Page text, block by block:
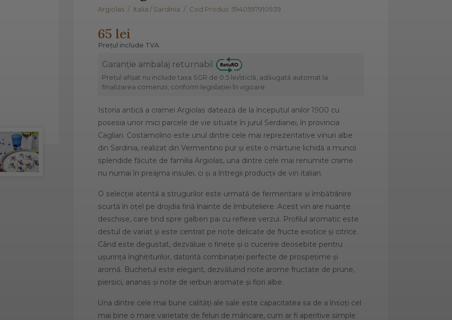
Argiolas / Italia / Sardinia / Cod Produs: 5940597910939
65 lei
Prețul include TVA
Garanție ambalaj returnabil
Prețul afișat nu include taxa SGR de 0.5 lei/sticlă, adăugată automat la
finalizarea comenzii, conform legislației în vigoare.
Istoria antică a cramei Argiolas datează de la începutul anilor 1900 cu
posesia unor mici parcele de vie situate în jurul Serdianei, în provincia
Cagliari. Costamolino este unul dintre cele mai reprezentative vinuri albe
din Sardinia, realizat din Vermentino pur și este o mărturie lichidă a muncii
splendide făcute de familia Argiolas, una dintre cele mai renumite crame
nu numai în preajma insulei, ci și a întregii producții de vin italian.
O selecție atentă a strugurilor este urmată de fermentare și îmbătrânire
scurtă în oțel pe drojdia fină înainte de îmbuteliere. Acest vin are nuanțe
deschise, care tind spre galben pai cu reflexe verzui. Profilul aromatic este
destul de variat și este centrat pe note delicate de fructe exotice și citrice.
Când este degustat, dezvăluie o finețe și o cucerire deosebite pentru
ușurința înghițiturilor, datorită combinației perfecte de prospețime și
aromă. Buchetul este elegant, dezvăluind note arome fructate de prune,
piersici, ananas și note de ierburi aromate și flori albe.
Una dintre cele mai bune calități ale sale este capacitatea sa de a însoți cel
mai bine o mare varietate de feluri de mâncare, cum ar fi aperitive simple